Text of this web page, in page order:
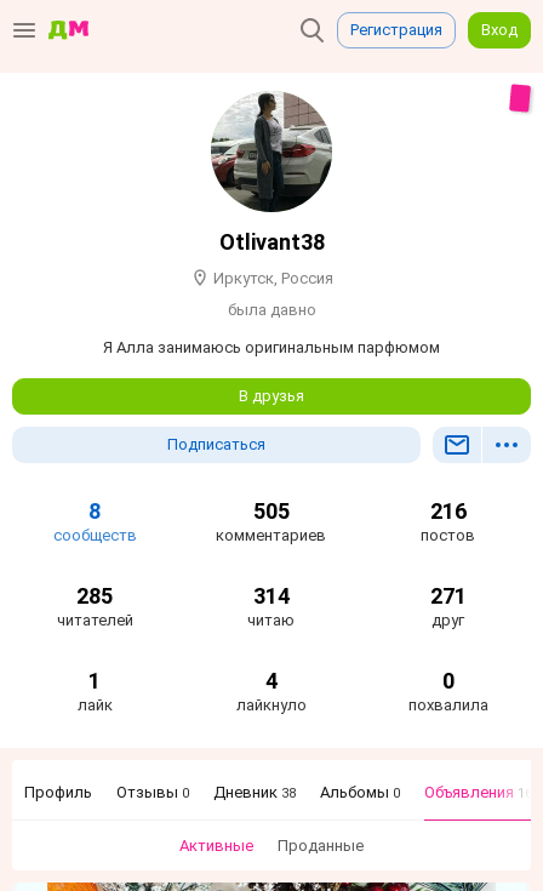
Регистрация Вход
Otlivant38
Иркутск, Россия
была давно
Я Алла занимаюсь оригинальным парфюмом
В друзья
Подписаться
8
сообществ
505
комментариев
216
постов
285
читателей
314
читаю
271
друг
1
лайк
4
лайкнуло
0
похвалила
Профиль Отзывы 0 Дневник 38 Альбомы 0 Объявления 161
Активные Проданные